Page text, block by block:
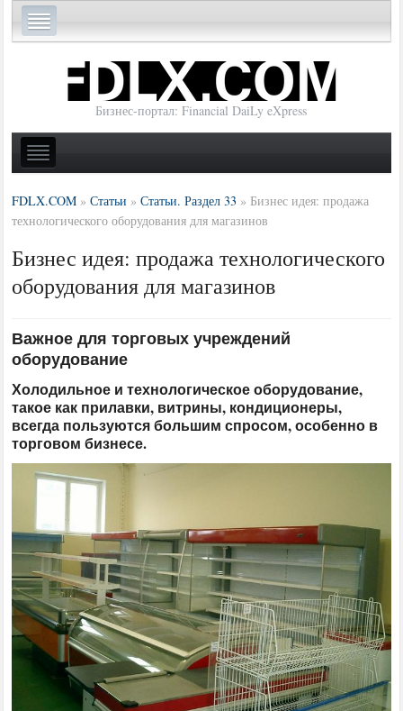
Бизнес-портал: Financial DaiLy eXpress
FDLX.COM »Статьи »Статьи. Раздел 33 » Бизнес идея: продажа
технологического оборудования для магазинов
Бизнес идея: продажа технологического
оборудования для магазинов
Важное для торговых учреждений
оборудование
Холодильное и технологическое оборудование,
такое как прилавки, витрины, кондиционеры,
всегда пользуются большим спросом, особенно в
торговом бизнесе.